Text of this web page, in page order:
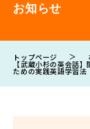
お知らせ
トップページ ＞
【武蔵小杉の英会話
ための実践英語学習法